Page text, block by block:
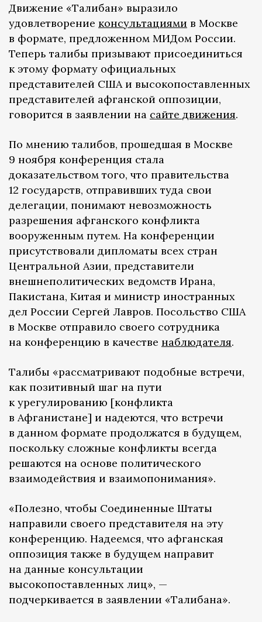
Движение «Талибан» выразило
удовлетворение консультациями в Москве
в формате, предложенном МИДом России.
Теперь талибы призывают присоединиться
к этому формату официальных
представителей США и высокопоставленных
представителей афганской оппозиции,
говорится в заявлении на сайте движения.
По мнению талибов, прошедшая в Москве
9 ноября конференция стала
доказательством того, что правительства
12 государств, отправивших туда свои
делегации, понимают невозможность
разрешения афганского конфликта
вооруженным путем. На конференции
присутствовали дипломаты всех стран
Центральной Азии, представители
внешнеполитических ведомств Ирана,
Пакистана, Китая и министр иностранных
дел России Сергей Лавров. Посольство США
в Москве отправило своего сотрудника
на конференцию в качестве наблюдателя.
Талибы «рассматривают подобные встречи,
как позитивный шаг на пути
к урегулированию [конфликта
в Афганистане] и надеются, что встречи
в данном формате продолжатся в будущем,
поскольку сложные конфликты всегда
решаются на основе политического
взаимодействия и взаимопонимания».
«Полезно, чтобы Соединенные Штаты
направили своего представителя на эту
конференцию. Надеемся, что афганская
оппозиция также в будущем направит
на данные консультации
высокопоставленных лиц», —
подчеркивается в заявлении «Талибана».